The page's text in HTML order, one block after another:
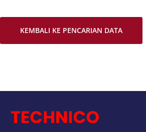
KEMBALI KE PENCARIAN DATA